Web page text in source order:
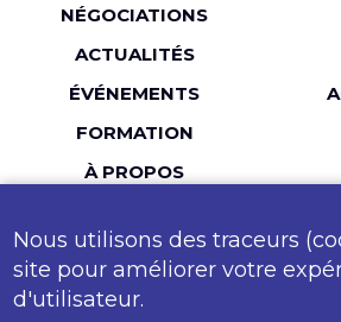
Nous utilisons des traceurs
site pour améliorer votre
d'utilisateur.
Menu
Pied
page
NÉGOCIATIONS
ACTUALITÉS
ÉVÉNEMENTS
FORMATION
À PROPOS
LinkedInFacebook